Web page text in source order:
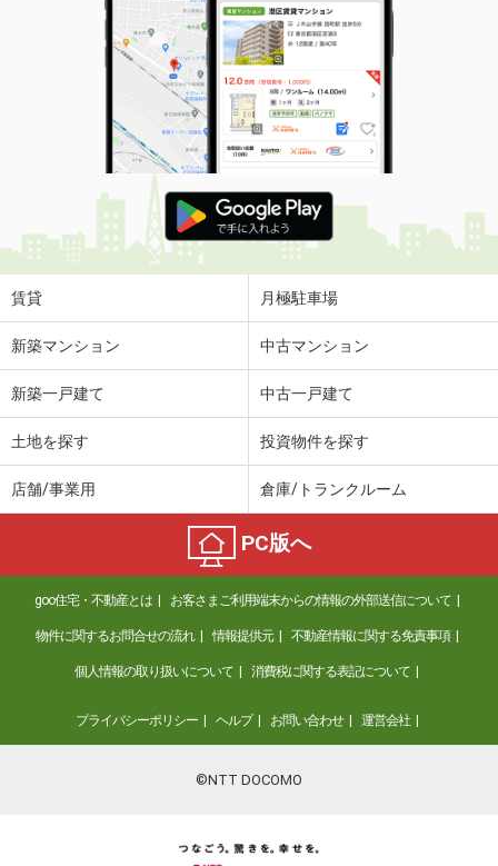
賃貸 月極駐車場
新築マンション 中古マンション
新築一戸建て 中古一戸建て
土地を探す 投資物件を探す
店舗/事業用 倉庫/トランクルーム
PC版へ
goo住宅・不動産とは お客さまご利用端末からの情報の外部送信について
物件に関するお問合せの流れ 情報提供元 不動産情報に関する免責事項
個人情報の取り扱いについて 消費税に関する表記について
プライバシーポリシー ヘルプ お問い合わせ 運営会社
©NTT DOCOMO